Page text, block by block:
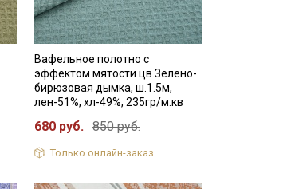
Вафельное полотно с
эффектом мятости цв.Зелено-
бирюзовая дымка, ш.1.5м,
лен-51%, хл-49%, 235гр/м.кв
680 руб. 850 руб.
Только онлайн-заказ